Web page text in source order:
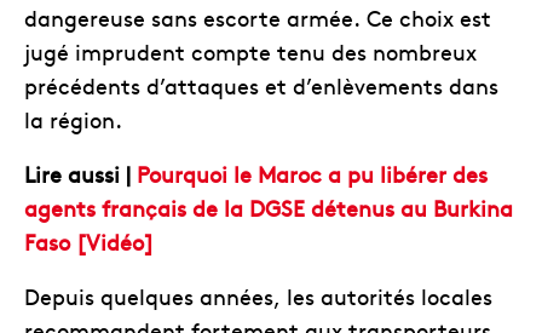
dangereuse sans escorte armée. Ce choix est
jugé imprudent compte tenu des nombreux
précédents d’attaques et d’enlèvements dans
la région.
Lire aussi | Pourquoi le Maroc a pu libérer des
agents français de la DGSE détenus au Burkina
Faso [Vidéo]
Depuis quelques années, les autorités locales